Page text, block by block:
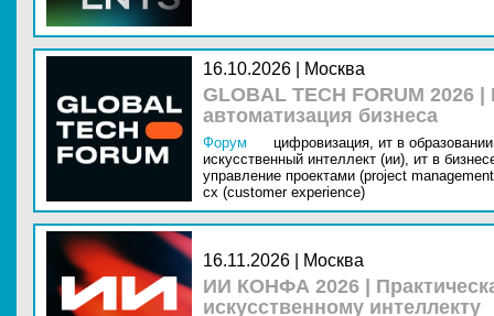
16.10.2026 | Москва
GLOBAL TECH FORUM
автоматизация бизнеса
Форум цифровизация, ит в
искусственный интеллект (ии), ит в
управление проектами (project
cx (customer experience)
16.11.2026 | Москва
ИИ КОНФА 2026 |
искусственному интеллекту